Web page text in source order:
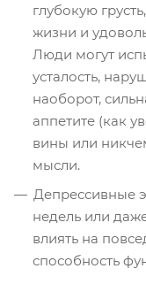
глубокую
жизни и
Люди могут
усталость,
наоборот,
аппетите (как
вины или
мысли.
Депрессивные
недель или
влиять на
способность